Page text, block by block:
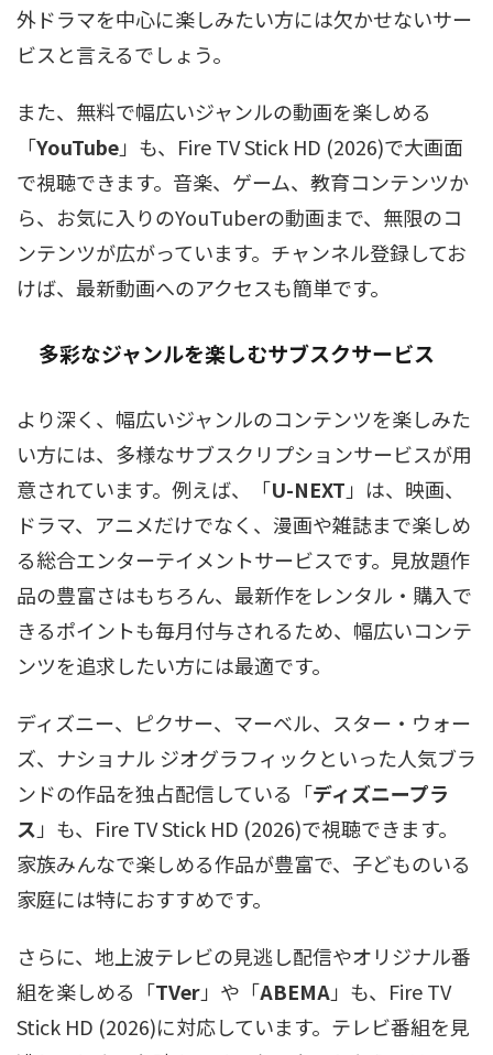
外ドラマを中心に楽しみたい方には欠かせないサー
ビスと言えるでしょう。
また、無料で幅広いジャンルの動画を楽しめる
「YouTube」も、Fire TV Stick HD (2026)で大画面
で視聴できます。音楽、ゲーム、教育コンテンツか
ら、お気に入りのYouTuberの動画まで、無限のコ
ンテンツが広がっています。チャンネル登録してお
けば、最新動画へのアクセスも簡単です。
多彩なジャンルを楽しむサブスクサービス
より深く、幅広いジャンルのコンテンツを楽しみた
い方には、多様なサブスクリプションサービスが用
意されています。例えば、「U-NEXT」は、映画、
ドラマ、アニメだけでなく、漫画や雑誌まで楽しめ
る総合エンターテイメントサービスです。見放題作
品の豊富さはもちろん、最新作をレンタル・購入で
きるポイントも毎月付与されるため、幅広いコンテ
ンツを追求したい方には最適です。
ディズニー、ピクサー、マーベル、スター・ウォー
ズ、ナショナル ジオグラフィックといった人気ブラ
ンドの作品を独占配信している「ディズニープラ
ス」も、Fire TV Stick HD (2026)で視聴できます。
家族みんなで楽しめる作品が豊富で、子どものいる
家庭には特におすすめです。
さらに、地上波テレビの見逃し配信やオリジナル番
組を楽しめる「TVer」や「ABEMA」も、Fire TV
Stick HD (2026)に対応しています。テレビ番組を見